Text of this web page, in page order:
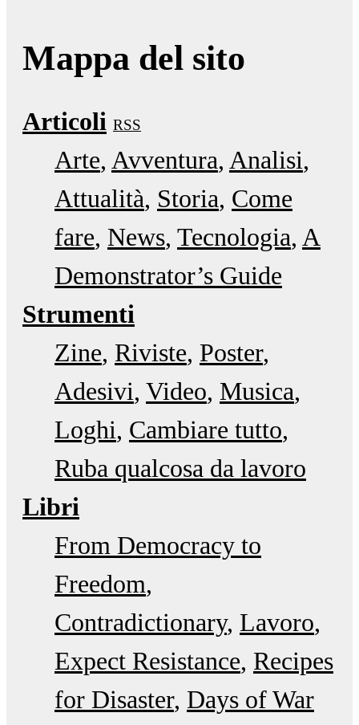
Mappa del sito
Articoli RSS
Arte Avventura Analisi
Attualità Storia Come
fare News Tecnologia A
Demonstrator’s Guide
Strumenti
Zine Riviste Poster
Adesivi Video Musica
Loghi Cambiare tutto
Ruba qualcosa da lavoro
Libri
From Democracy to
Freedom
Contradictionary Lavoro
Expect Resistance Recipes
for Disaster Days of War